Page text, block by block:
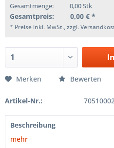
Gesamtmenge: 0,00Stk
Gesamtpreis: 0,00 € *
* Preise inkl. MwSt., zzgl.
Merken Bewerten
Artikel-Nr.:
Beschreibung
mehr